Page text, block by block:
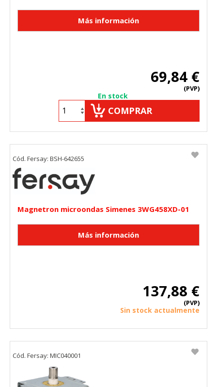
69,84 €
(PVP)
En stock
COMPRAR
Magnetron microondas Simenes 3WG458XD-01
137,88 €
(PVP)
Sin stock actualmente
Cód. Fersay: BSH-642655
Cód. Fersay: MIC040001
CONFIGURACIÓN DE COOKIES